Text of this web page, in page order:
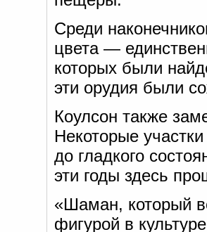
Среди
цвета —
которых были
эти орудия были
Коулсон также
Некоторые
до гладкого
эти годы здесь
«Шаман, который
фигурой в